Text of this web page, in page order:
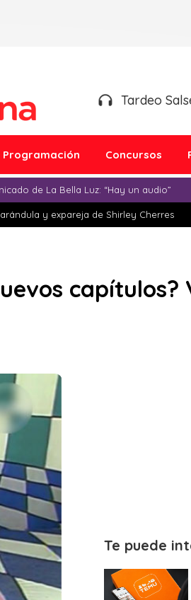
Tardeo
Programación Concursos
de La Bella Luz: “Hay un audio”
y expareja de Shirley Cherres
capítulos?
Te puede